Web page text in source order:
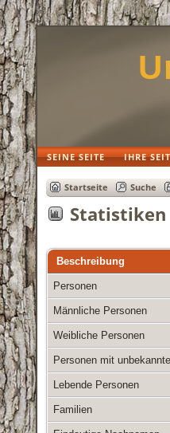
SEINE SEITE IHRE
Startseite Suche
Statistiken
Beschreibung
Personen
Männliche Personen
Weibliche Personen
Personen mit
Lebende Personen
Familien